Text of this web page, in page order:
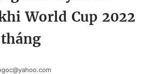
Tin 24h
World Cup 2022